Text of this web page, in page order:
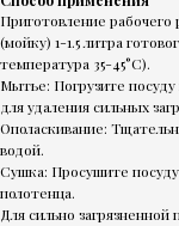
Приготовление
(мойку) 1-1.5 литра
температура 35-45°C).
Мытье: Погрузите посуду
для удаления сильных
Ополаскивание:
водой.
Сушка: Просушите
полотенца.
Для сильно